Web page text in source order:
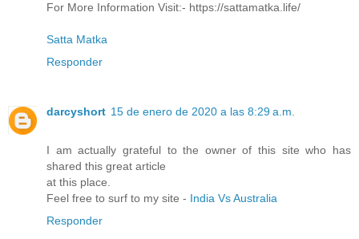
For More Information Visit:- https://sattamatka.life/
Satta Matka
Responder
darcyshort 15 de enero de 2020 a las 8:29 a.m.
I am actually grateful to the owner of this site who has
shared this great article
at this place.
Feel free to surf to my site - India Vs Australia
Responder